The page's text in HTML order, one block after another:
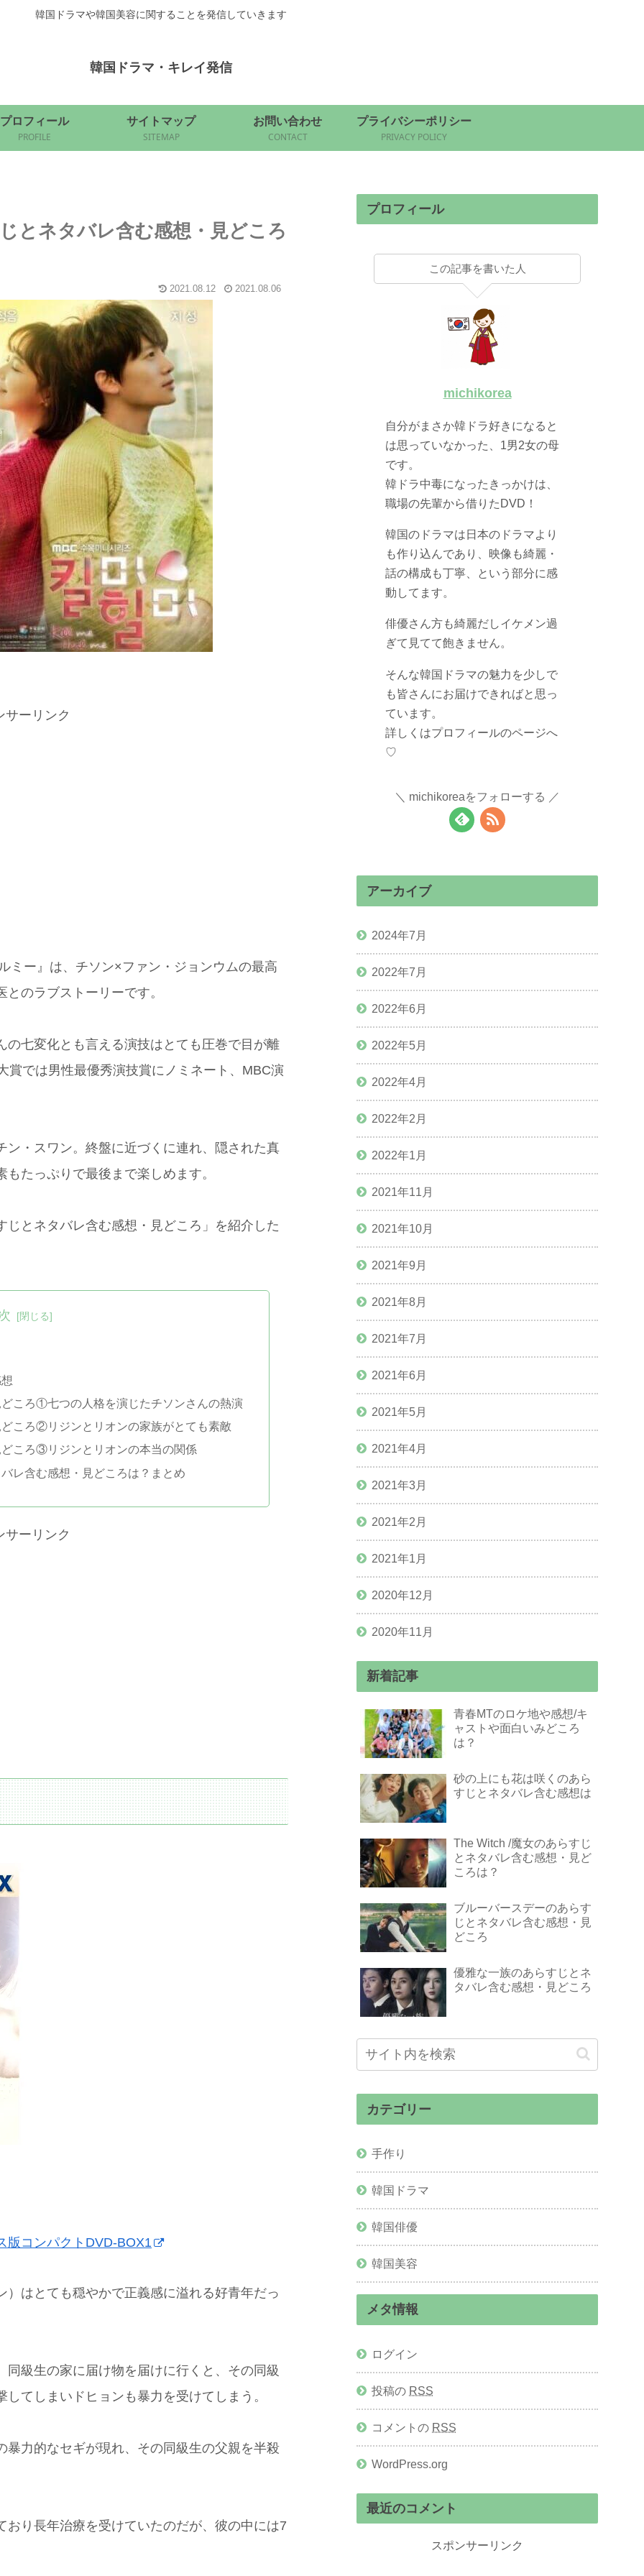
韓国ドラマや韓国美容に関することを発信していきます
韓国ドラマ・キレイ発信
プロフィール
PROFILE
サイトマップ
SITEMAP
お問い合わせ
CONTACT
プライバシーポリシー
PRIVACY POLICY
とネタバレ含む感想・見どころ
2021.08.12 2021.08.06
サーリンク
ミー』は、チソン×ファン・ジョンウムの最高
のラブストーリーです。
七変化とも言える演技はとても圧巻で目が離
賞では男性最優秀演技賞にノミネート、MBC演
・スワン。終盤に近づくに連れ、隠された真
たっぷりで最後まで楽しめます。
とネタバレ含む感想・見どころ」を紹介した
ころ①七つの人格を演じたチソンさんの熱演
ころ②リジンとリオンの家族がとても素敵
ころ③リジンとリオンの本当の関係
レ含む感想・見どころは？まとめ
サーリンク
コンパクトDVD-BOX1
はとても穏やかで正義感に溢れる好青年だっ
級生の家に届け物を届けに行くと、その同級
てしまいドヒョンも暴力を受けてしまう。
力的なセギが現れ、その同級生の父親を半殺
り長年治療を受けていたのだが、彼の中には7
プロフィール
この記事を書いた人
michikorea
自分がまさか韓ドラ好きになると
は思っていなかった、1男2女の母
です。
韓ドラ中毒になったきっかけは、
職場の先輩から借りたDVD！
韓国のドラマは日本のドラマより
も作り込んであり、映像も綺麗・
話の構成も丁寧、という部分に感
動してます。
俳優さん方も綺麗だしイケメン過
ぎて見てて飽きません。
そんな韓国ドラマの魅力を少しで
も皆さんにお届けできればと思っ
ています。
詳しくはプロフィールのページへ
♡
michikoreaをフォローする
アーカイブ
2024年7月
2022年7月
2022年6月
2022年5月
2022年4月
2022年2月
2022年1月
2021年11月
2021年10月
2021年9月
2021年8月
2021年7月
2021年6月
2021年5月
2021年4月
2021年3月
2021年2月
2021年1月
2020年12月
2020年11月
新着記事
青春MTのロケ地や感想/キ
ャストや面白いみどころ
は？
砂の上にも花は咲くのあら
すじとネタバレ含む感想は
The Witch /魔女のあらすじ
とネタバレ含む感想・見ど
ころは？
ブルーバースデーのあらす
じとネタバレ含む感想・見
どころ
優雅な一族のあらすじとネ
タバレ含む感想・見どころ
カテゴリー
手作り
韓国ドラマ
韓国俳優
韓国美容
メタ情報
ログイン
投稿の RSS
コメントの RSS
WordPress.org
最近のコメント
スポンサーリンク